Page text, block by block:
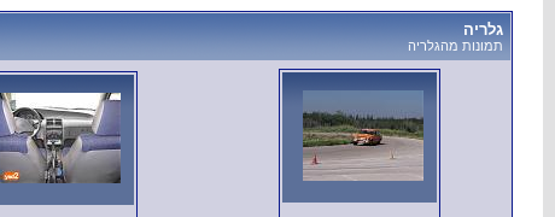
גלריה
תמונות מהגלריה